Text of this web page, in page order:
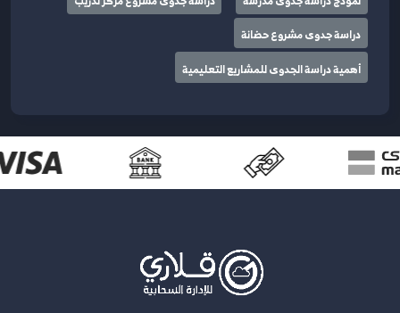
دراسة جدوى مشروع حضانة
أهمية دراسة الجدوى للمشاريع التعليمية